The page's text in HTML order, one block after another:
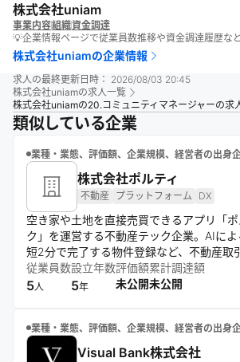
株式会社uniam
事業内容組織資金調達
💡企業情報ページで従業員数推移や資金調達履歴な
株式会社uniamの企業情報
求人の最終更新日時： 2026/08/03 20:45
株式会社uniamの求人一覧
株式会社uniamの20.コミュニティマネージャーの求
類似している企業
業種・業態、評価額、企業規模、経営者の出身
株式会社ポルティ
不動産 プラットフォーム DX
空き家や土地を直接売買できるアプリ「
ク」を運営する不動産テック企業。AIに
短2分で完了する物件登録など、不動産取
ス化とデジタル化を推進しているのが特徴
ポート体制も備え、透明性が高く安心な取
従業員数
5人
設立年数
5年
評価額
未公開
累計調達額
未公開
業種・業態、評価額、企業規模、経営者の出身
Visual Bank株式会社